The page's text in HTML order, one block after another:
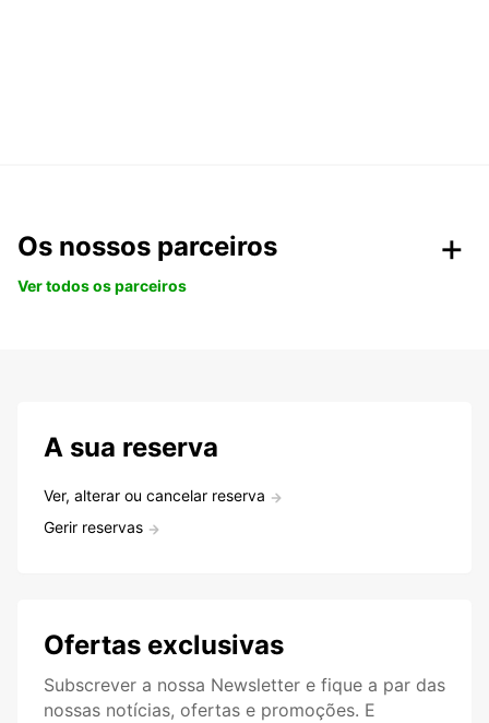
Os nossos parceiros
Ver todos os parceiros
A sua reserva
Ver, alterar ou cancelar reserva
Gerir reservas
Ofertas exclusivas
Subscrever a nossa Newsletter e fique a par das
nossas notícias, ofertas e promoções. E